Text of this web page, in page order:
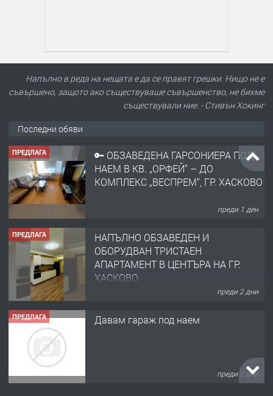
Напълно в реда на нещата е да се правят грешки. Нищо не е
съвършено, защото ако съществуваше съвършенство, не бихме
съществували ние. - Стивън Хокинг
Последни обяви
ПРЕДЛАГА
🔑 ОБЗАВЕДЕНА ГАРСОНИЕРА ПОД
НАЕМ В КВ. „ОРФЕЙ“ – ДО
КОМПЛЕКС „ВЕСПРЕМ“, ГР. ХАСКОВО
преди 1 ден
ПРЕДЛАГА
НАПЪЛНО ОБЗАВЕДЕН И
ОБОРУДВАН ТРИСТАЕН
АПАРТАМЕНТ В ЦЕНТЪРА НА ГР.
ХАСКОВО
преди 2 дни
ПРЕДЛАГА Давам гараж под наем
преди 2 дни